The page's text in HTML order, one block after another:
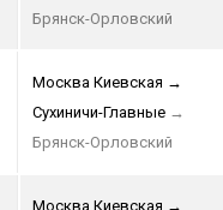
Брянск-Орловский
Москва Киевская →
Сухиничи-Главные →
Брянск-Орловский
Москва Киевская →